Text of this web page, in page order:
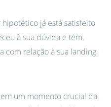
já está satisfeito
à sua dúvida e tem,
com relação à sua landing
um momento crucial da